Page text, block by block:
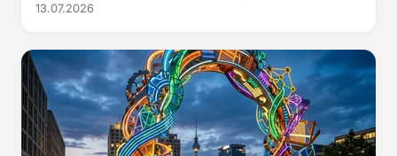
13.07.2026